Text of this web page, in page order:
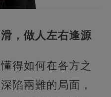
，做人左右逢源
得如何在各方之
陷兩難的局面，